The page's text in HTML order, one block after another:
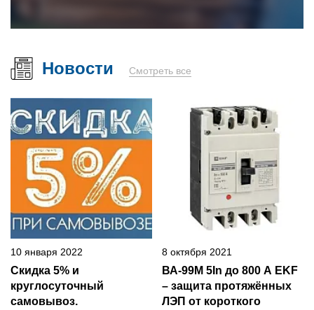
Новости Смотреть все
10 января 2022
Скидка 5% и
круглосуточный
самовывоз.
8 октября 2021
ВА-99М 5In до 800 А EKF
– защита протяжённых
ЛЭП от короткого